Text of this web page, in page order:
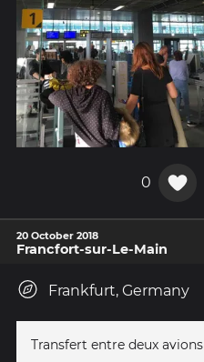
0
20 October 2018
Francfort-sur-Le-Main
Frankfurt, Germany
Transfert entre deux avions